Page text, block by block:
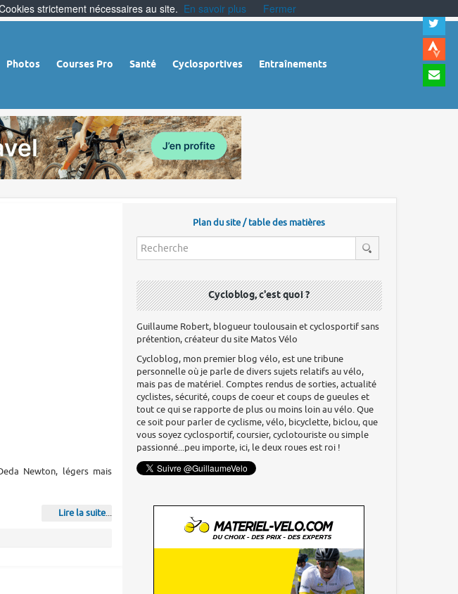
Photos Courses Pro Santé Cyclosportives Entraînements
à
Newton, légers mais
Lire la suite...
Plan du site / table des matières
Cycloblog, c'est quoi ?
Guillaume Robert, blogueur toulousain et cyclosportif sans
prétention, créateur du site Matos Vélo
Cycloblog, mon premier blog vélo, est une tribune
personnelle où je parle de divers sujets relatifs au vélo,
mais pas de matériel. Comptes rendus de sorties, actualité
cyclistes, sécurité, coups de coeur et coups de gueules et
tout ce qui se rapporte de plus ou moins loin au vélo. Que
ce soit pour parler de cyclisme, vélo, bicyclette, biclou, que
vous soyez cyclosportif, coursier, cyclotouriste ou simple
passionné...peu importe, ici, le deux roues est roi !
strictement nécessaires au site. En savoir plus Fermer